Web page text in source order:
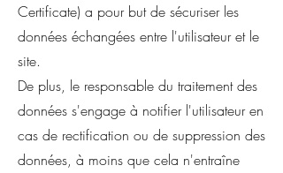
Certificate) a pour but de sécuriser les
données échangées entre l'utilisateur et le
site.
De plus, le responsable du traitement des
données s'engage à notifier l'utilisateur en
cas de rectification ou de suppression des
données, à moins que cela n'entraîne